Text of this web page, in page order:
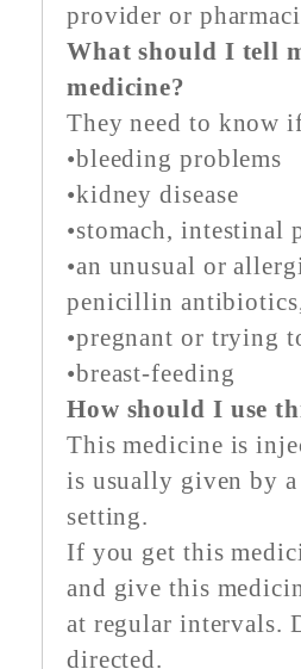
provider or
What should I tell
medicine?
They need to know
•bleeding problems
•kidney disease
•stomach,
•an unusual or
penicillin
•pregnant or trying
•breast-feeding
How should I use
This medicine is
is usually given by
setting.
If you get this
and give this
at regular intervals.
directed.